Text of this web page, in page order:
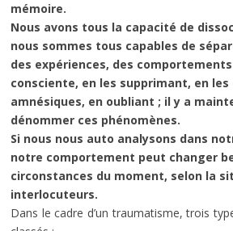
mémoire.
Nous avons tous la capacité de
nous sommes tous capables de
des expériences, des
consciente, en les supprimant, en
amnésiques, en oubliant ; il y a
dénommer ces phénomènes.
Si nous nous auto analysons dans
notre comportement peut changer
circonstances du moment, selon la
interlocuteurs.
Dans le cadre d’un traumatisme, trois